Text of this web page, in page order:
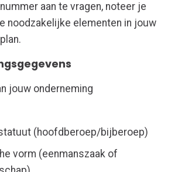
aan te vragen, noteer je
noodzakelijke elementen in jouw
jouw onderneming
(hoofdberoep/bijberoep)
vorm (eenmanszaak of